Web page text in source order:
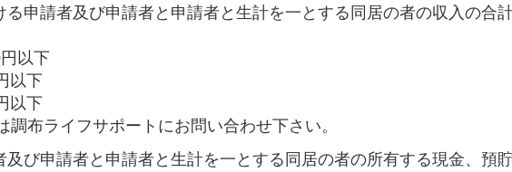
る申請者及び申請者と申請者と生計を一とする同居の者の収入の合
以下
以下
以下
調布ライフサポートにお問い合わせ下さい。
び申請者と申請者と生計を一とする同居の者の所有する現金、預貯